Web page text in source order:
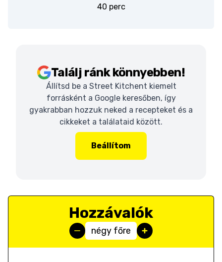
40 perc
Találj ránk könnyebben!
Állítsd be a Street Kitchent kiemelt
forrásként a Google keresőben, így
gyakrabban hozzuk neked a recepteket és a
cikkeket a találataid között.
Beállítom
Hozzávalók
négy főre